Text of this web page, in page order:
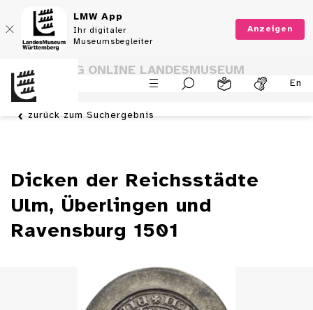
LMW App
Ihr digitaler
Museumsbegleiter
Anzeigen
En
SAMMLUNG ONLINE LANDESMUSEUM
WÜRTTEMBERG
zurück zum Suchergebnis
Dicken der Reichsstädte
Ulm, Überlingen und
Ravensburg 1501